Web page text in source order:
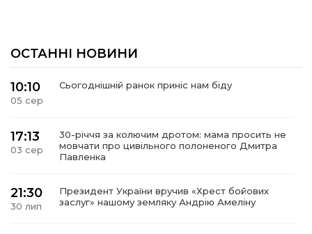
ОСТАННІ НОВИНИ
10:10
05 сер
Сьогоднішній ранок приніс нам біду
17:13
03 сер
30-річчя за колючим дротом: мама просить не
мовчати про цивільного полоненого Дмитра
Павленка
21:30
30 лип
Президент України вручив «Хрест бойових
заслуг» нашому земляку Андрію Амеліну